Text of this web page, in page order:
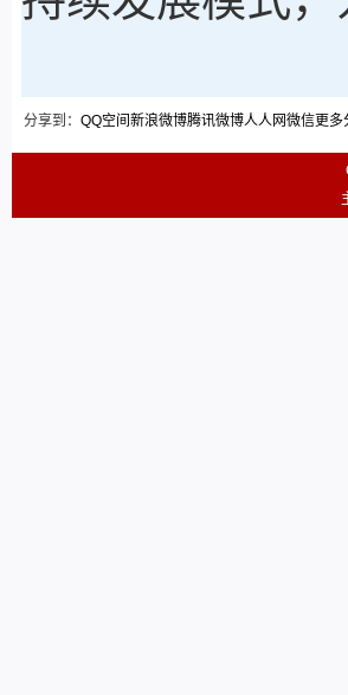
分享到： QQ空间 新浪微博腾讯微博人人网微信更多